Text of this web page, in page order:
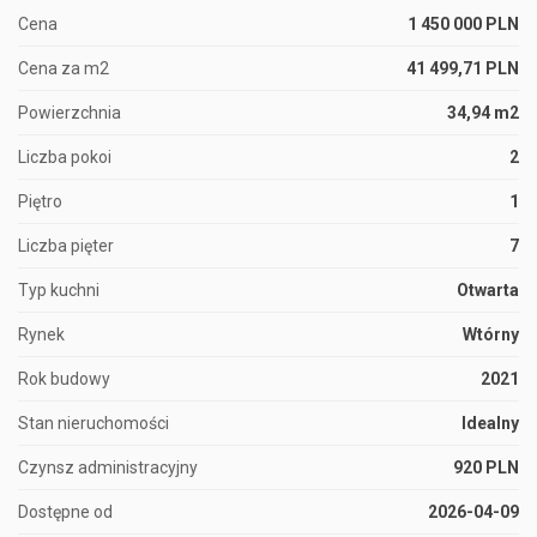
Cena 1 450 000 PLN
Cena za m2 41 499,71 PLN
Powierzchnia 34,94 m2
Liczba pokoi 2
Piętro 1
Liczba pięter 7
Typ kuchni Otwarta
Rynek Wtórny
Rok budowy 2021
Stan nieruchomości Idealny
Czynsz administracyjny 920 PLN
Dostępne od 2026-04-09